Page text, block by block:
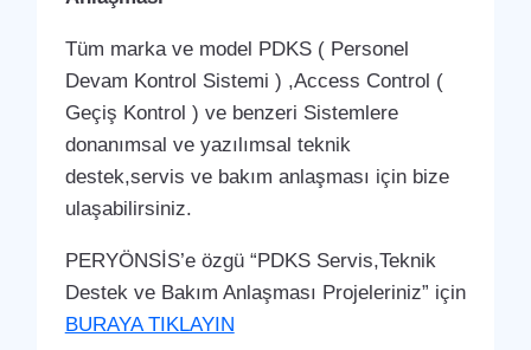
Tüm marka ve model PDKS ( Personel
Devam Kontrol Sistemi ) ,Access Control (
Geçiş Kontrol ) ve benzeri Sistemlere
donanımsal ve yazılımsal teknik
destek,servis ve bakım anlaşması için bize
ulaşabilirsiniz.
PERYÖNSİS’e özgü “PDKS Servis,Teknik
Destek ve Bakım Anlaşması Projeleriniz” için
BURAYA TIKLAYIN